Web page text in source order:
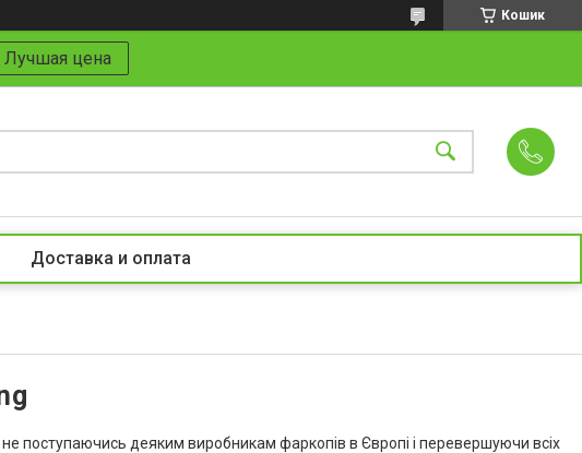
Кошик
Лучшая цена
Доставка и оплата
поступаючись деяким виробникам фаркопів в Європі і перевершуючи всіх